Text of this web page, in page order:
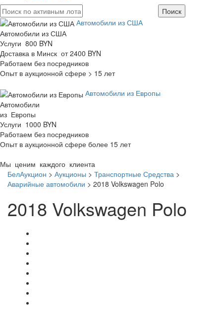
Автомобили из США
Автомобили из США
Услуги 800 BYN
Доставка в Минск от 2400 BYN
Работаем без посредников
Опыт в аукционной сфере > 15 лет
Автомобили из Европы
Автомобили
из Европы
Услуги 1000 BYN
Работаем без посредников
Опыт в аукционной сфере более 15 лет
Мы ценим каждого клиента
БелАукцион > Аукционы > Транспортные Средства >
Аварийные автомобили > 2018 Volkswagen Polo
2018 Volkswagen Polo